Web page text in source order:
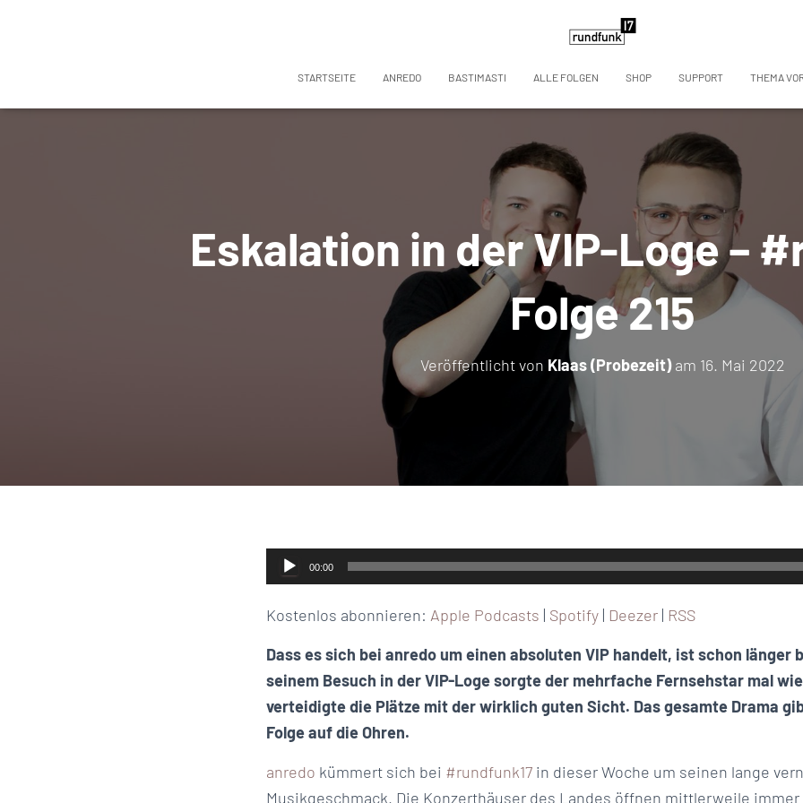
STARTSEITE ANREDO BASTIMASTI ALLE FOLGEN SHOP SUPPORT THEMA
Eskalation in der VIP-Loge –
Folge 215
Veröffentlicht von Klaas (Probezeit)am 16. Mai 2022
Audio-
Player
00:00
Kostenlos abonnieren: Apple Podcasts | Spotify | Deezer | RSS
Dass es sich bei anredo um einen absoluten VIP handelt, ist schon länger
seinem Besuch in der VIP-Loge sorgte der mehrfache Fernsehstar mal
verteidigte die Plätze mit der wirklich guten Sicht. Das gesamte Drama
Folge auf die Ohren.
anredo kümmert sich bei #rundfunk17 in dieser Woche um seinen lange
Musikgeschmack. Die Konzerthäuser des Landes öffnen mittlerweile